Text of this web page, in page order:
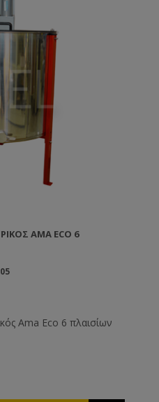
AMA ECO 6
Ama Eco 6 πλαισίων